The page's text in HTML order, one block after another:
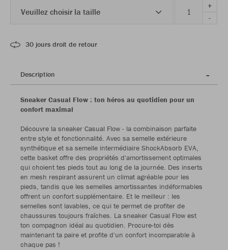
Veuillez choisir la taille
+
-
30 jours droit de retour
Description
Sneaker Casual Flow : ton héros au quotidien pour un
confort maximal
Découvre la sneaker Casual Flow - la combinaison parfaite
entre style et fonctionnalité. Avec sa semelle extérieure
synthétique et sa semelle intermédiaire ShockAbsorb EVA,
cette basket offre des propriétés d'amortissement optimales
qui choient tes pieds tout au long de la journée. Des inserts
en mesh respirant assurent un climat agréable pour les
pieds, tandis que les semelles amortissantes indéformables
offrent un confort supplémentaire. Et le meilleur : les
semelles sont lavables, ce qui te permet de profiter de
chaussures toujours fraîches. La sneaker Casual Flow est
ton compagnon idéal au quotidien. Procure-toi dès
maintenant ta paire et profite d'un confort incomparable à
chaque pas !